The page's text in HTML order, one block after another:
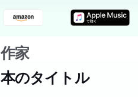
作家
本のタイトル